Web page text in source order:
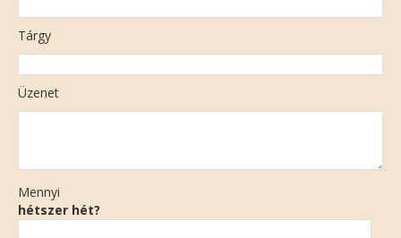
Tárgy
Üzenet
Mennyi
hétszer hét?